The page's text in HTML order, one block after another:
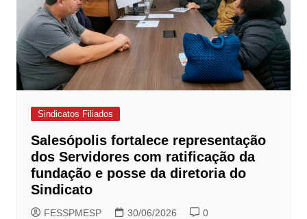
Sindicatos Filiados
Salesópolis fortalece representação
dos Servidores com ratificação da
fundação e posse da diretoria do
Sindicato
FESSPMESP 30/06/2026 0